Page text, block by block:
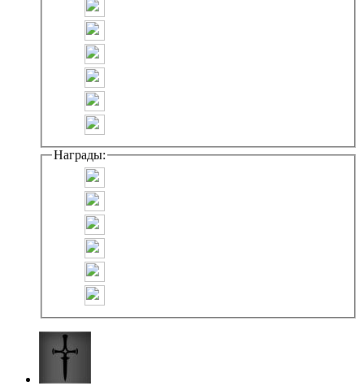
Награды: